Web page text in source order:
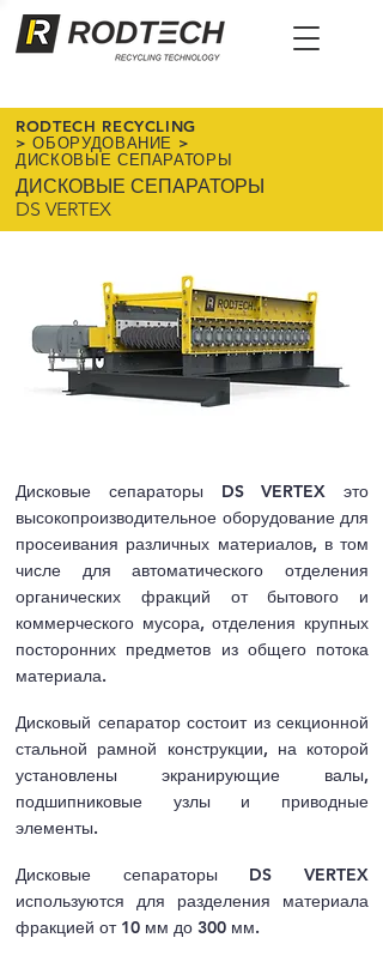
RODTECH RECYCLING
> ОБОРУДОВАНИЕ >
ДИСКОВЫЕ СЕПАРАТОРЫ
ДИСКОВЫЕ СЕПАРАТОРЫ
DS VERTEX
Дисковые сепараторы DS VERTEX это
высокопроизводительное оборудование для
просеивания различных материалов, в том
числе для автоматического отделения
органических фракций от бытового и
коммерческого мусора, отделения крупных
посторонних предметов из общего потока
материала.
Дисковый сепаратор состоит из секционной
стальной рамной конструкции, на которой
установлены экранирующие валы,
подшипниковые узлы и приводные
элементы.
Дисковые сепараторы DS VERTEX
используются для разделения материала
фракцией от 10 мм до 300 мм.